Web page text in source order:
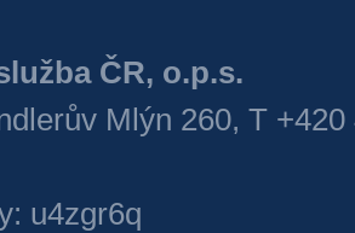
ČR, o.p.s.
Mlýn 260, T +420
u4zgr6q